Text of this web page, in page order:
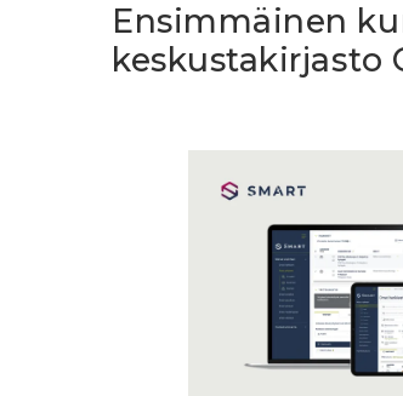
Ensimmäinen
keskustakirjasto